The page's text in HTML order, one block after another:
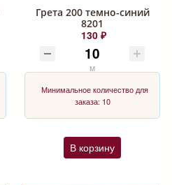
Грета 200 темно-синий
8201
130 ₽
м
Минимальное количество для
заказа: 10
В корзину